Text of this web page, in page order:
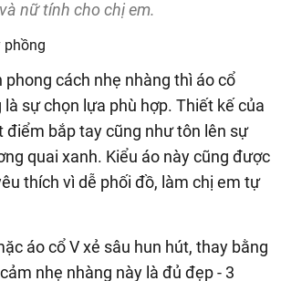
và nữ tính cho chị em.
phồng
phong cách nhẹ nhàng thì áo cổ
sự chọn lựa phù hợp. Thiết kế của
điểm bắp tay cũng như tôn lên sự
quai xanh. Kiểu áo này cũng được
thích vì dễ phối đồ, làm chị em tự